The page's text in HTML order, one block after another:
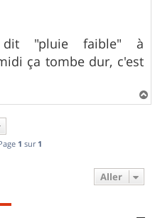
"pluie faible" à
ça tombe dur, c'est
a
1 sur 1
Aller